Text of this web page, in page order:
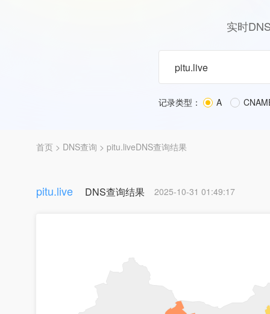
实时
记录类型： A
首页 > DNS查询 > pitu.liveDNS查询结果
pitu.live DNS查询结果 2025-10-31 01:49:17